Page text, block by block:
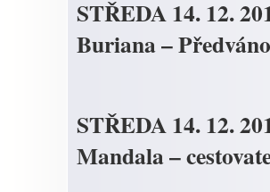
STŘEDA 14. 12.
Buriana –
STŘEDA 14. 12.
Mandala –